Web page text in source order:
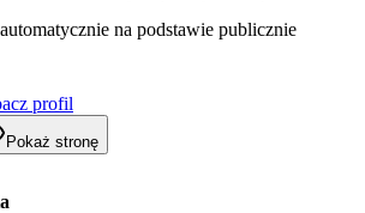
na podstawie publicznie
profil
Pokaż stronę